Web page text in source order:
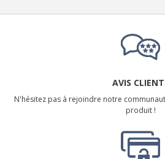
AVIS
N'hésitez pas à rejoindre notre
produit !